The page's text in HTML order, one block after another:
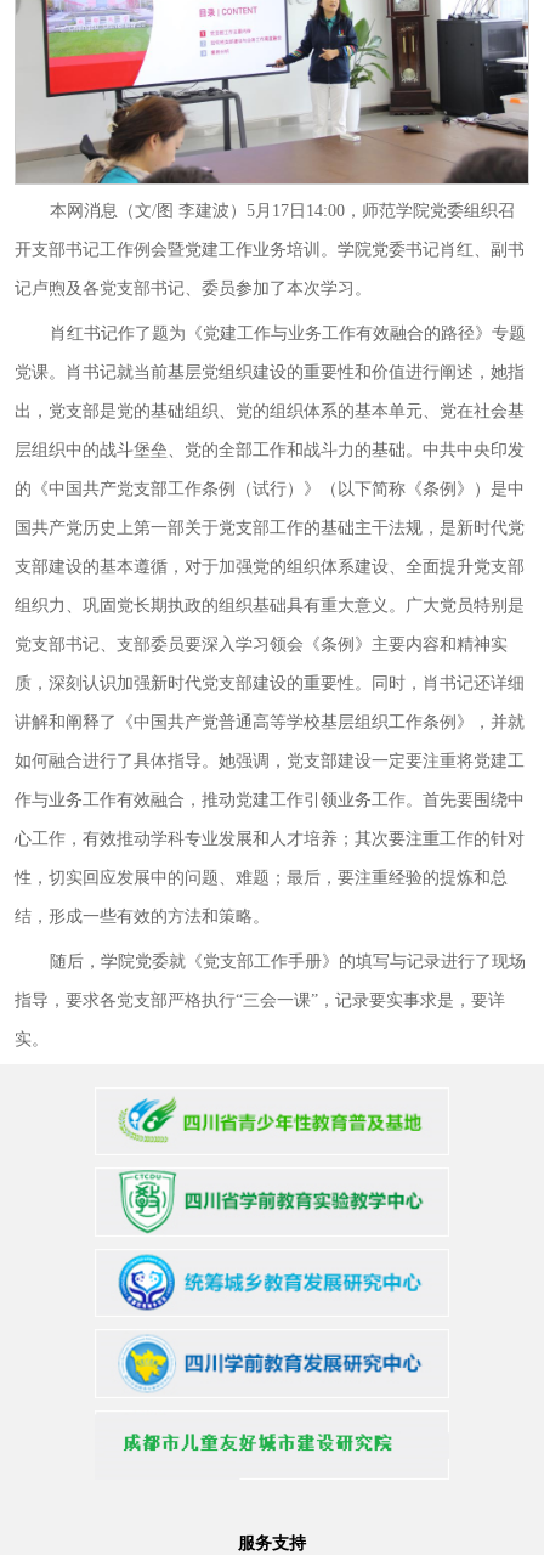
本网消息（文/图 李建波）5月17日14:00，师范学院党委组织召
开支部书记工作例会暨党建工作业务培训。学院党委书记肖红、副书
记卢煦及各党支部书记、委员参加了本次学习。
肖红书记作了题为《党建工作与业务工作有效融合的路径》专题
党课。肖书记就当前基层党组织建设的重要性和价值进行阐述，她指
出，党支部是党的基础组织、党的组织体系的基本单元、党在社会基
层组织中的战斗堡垒、党的全部工作和战斗力的基础。中共中央印发
的《中国共产党支部工作条例（试行）》（以下简称《条例》）是中
国共产党历史上第一部关于党支部工作的基础主干法规，是新时代党
支部建设的基本遵循，对于加强党的组织体系建设、全面提升党支部
组织力、巩固党长期执政的组织基础具有重大意义。广大党员特别是
党支部书记、支部委员要深入学习领会《条例》主要内容和精神实
质，深刻认识加强新时代党支部建设的重要性。同时， 肖书记还详细
讲解和阐释了《中国共产党普通高等学校基层组织工作条例》， 并就
如何融合进行了具体指导。 她强调，党支部建设一定要注重将党建工
作与业务工作有效融合，推动党建工作引领业务工作。首先要围绕中
心工作，有效推动学科专业发展和人才培养；其次要注重工作的针对
性，切实回应发展中的问题、难题；最后，要注重经验的提炼和总
结，形成一些有效的方法和策略。
随后，学院党委就《党支部工作手册》的填写与记录进行了现场
指导，要求各党支部严格执行“三会一课”，记录要实事求是，要详
实。
服务支持